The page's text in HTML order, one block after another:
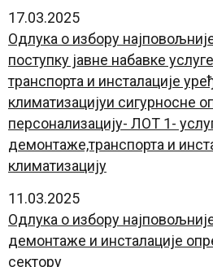
17.03.2025
Oдлука о избору
поступку јавне набавке
транспорта и инсталације
климатизацијуи сигурносне
персонализацију- ЛОТ 1-
демонтаже,транспорта и
климатизацију
11.03.2025
Oдлука о избору
демонтаже и инсталације
сектору